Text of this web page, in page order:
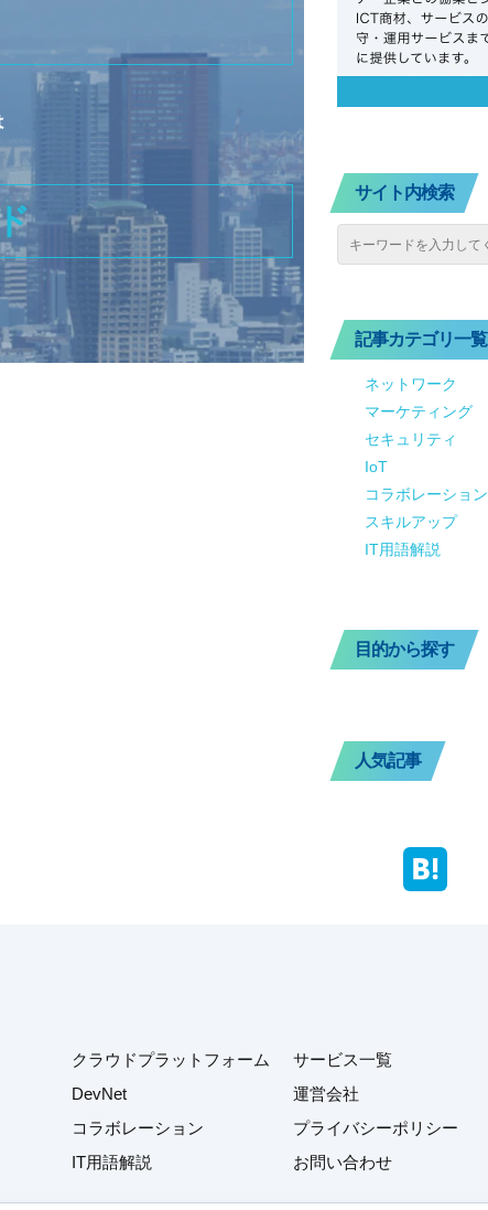
サイト内検索
記事カテゴリ一覧
ネットワーク
マーケティング
セキュリティ
IoT
コラボレーション
スキルアップ
IT用語解説
目的から探す
人気記事
クラウドプラットフォーム
DevNet
コラボレーション
IT用語解説
サービス一覧
運営会社
プライバシーポリシー
お問い合わせ